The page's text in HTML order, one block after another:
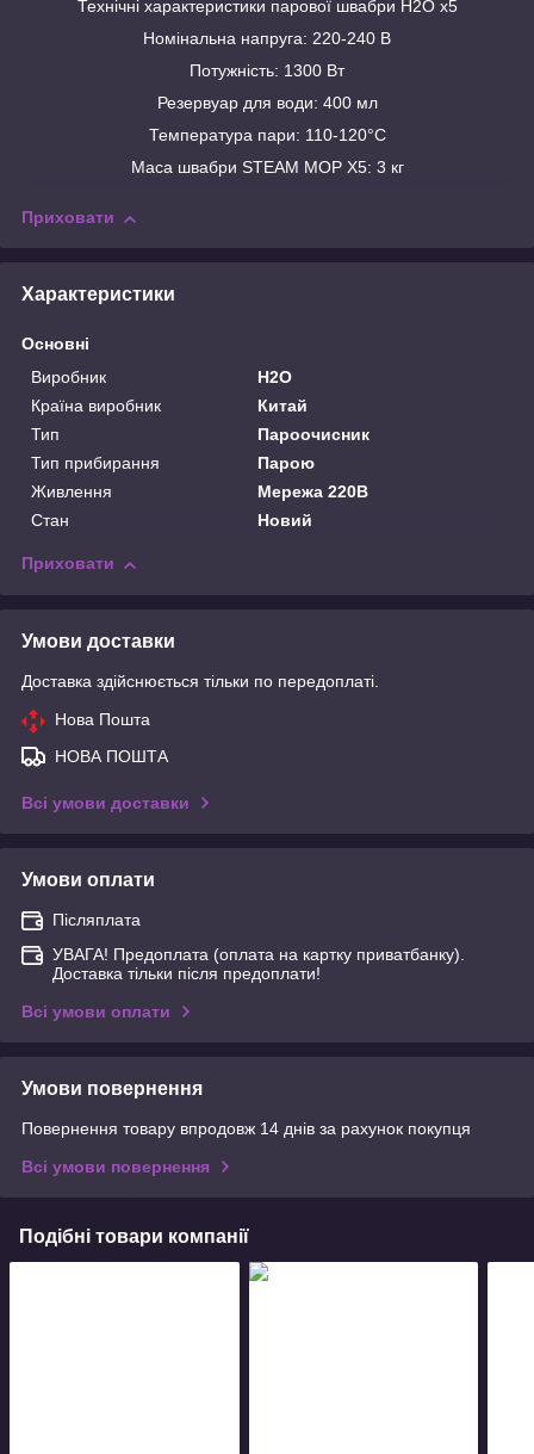
Технічні характеристики парової швабри Н2О x5
Номінальна напруга: 220-240 В
Потужність: 1300 Вт
Резервуар для води: 400 мл
Температура пари: 110-120°С
Маса швабри STEAM MOP X5: 3 кг
Приховати
Характеристики
Основні
Виробник
H2O
Країна виробник
Китай
Тип
Пароочисник
Тип прибирання
Парою
Живлення
Мережа 220В
Стан
Новий
Приховати
Умови доставки
Доставка здійснюється тільки по передоплаті.
Нова Пошта
НОВА ПОШТА
Всі умови доставки
Умови оплати
Післяплата
УВАГА! Предоплата (оплата на картку приватбанку).
Доставка тільки після предоплати!
Всі умови оплати
Умови повернення
Повернення товару впродовж 14 днів за рахунок покупця
Всі умови повернення
Подібні товари компанії